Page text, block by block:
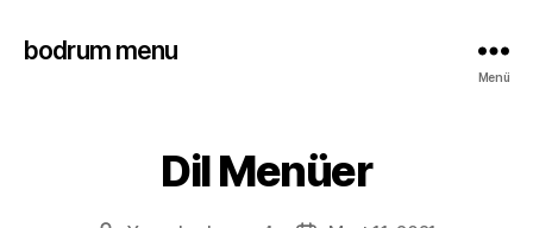
bodrum menu
Menü
Dil Menüer